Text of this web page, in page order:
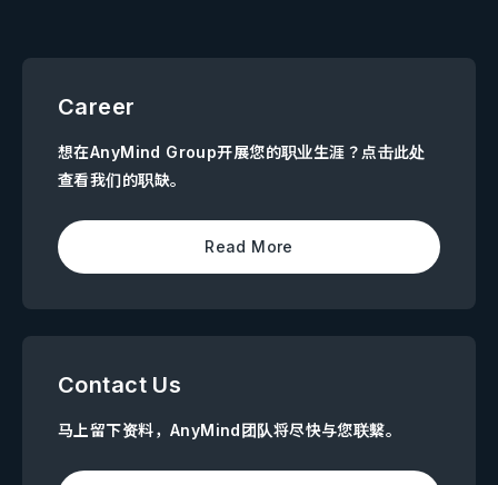
Career
想在AnyMind Group开展您的职业生涯？点击此处
查看我们的职缺。
Read More
Contact Us
马上留下资料，AnyMind团队将尽快与您联繫。